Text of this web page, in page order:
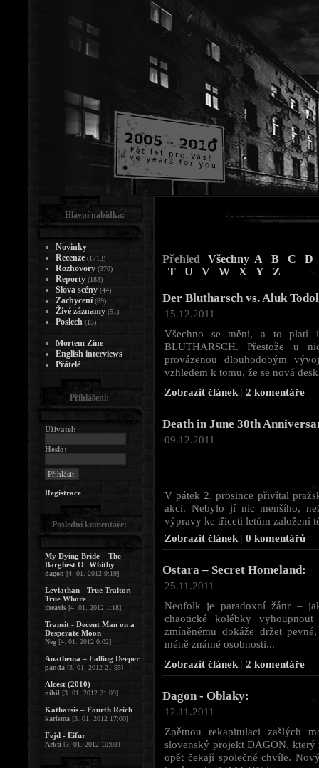
Přehled | Všechny |A B C
D
T
U V W X Y Z
Der Blutharsch vs. Aluk
15.12.2011
Všechno se mění, a to platí
BLUTHARSCH. Přestože u
provázenou dlouhodobým
vzhledem k tomu, že se nová
Zobrazit článek | 2 komentáře
Death in June 30th
09.12.2011
V pátek 2. prosince přivítal
akci. Nebylo jí nic menšího,
výpravy ke třiceti letům založení
Zobrazit článek | 0 komentářů
Ostara – Secret Homeland:
25.11.2011
Neofolk je paradoxní žánr –
chaotické kolébky
zmíněnému dokáže držet
méně známé osobnosti...
Zobrazit článek | 2 komentáře
Dagon - Oblaky:
12.11.2011
Zpětnou rekapitulaci zašlých
slovenský projekt DAGON, který
opět čekají společné chvíle.
Hlavní nabídka:
Novinky
Recenze (1713)
Rozhovory (370)
Reporty (183)
Slova scény (44)
Zachycení (69)
Živé záznamy (51)
Poslech (15)
Mortem Zine
English interviews
Přátelé
Přihlášení:
Uživatel:
Heslo:
Registrace
Poslední komentáře:
My Dying Bride – The
Barghest O´ Whitby
dagon [4. 01. 2012 9:19]
Leviathan - True Traitor,
True Whore
theaxis [4. 01. 2012 1:18]
Transit - Decent Man on a
Desperate Moon
Neg [4. 01. 2012 0:02]
Anathema – Falling Deeper
panda [3. 01. 2012 21:55]
Alcest (2010)
nihil [3. 01. 2012 21:09]
Katharsis – Fourth Reich
karisma [3. 01. 2012 17:00]
Fejd - Eifur
Arkti [3. 01. 2012 10:03]